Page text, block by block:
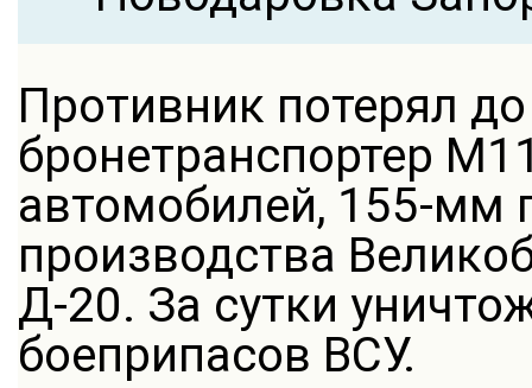
Противник потерял
бронетранспортер
автомобилей, 155-мм
производства
Д-20. За сутки
боеприпасов ВСУ.